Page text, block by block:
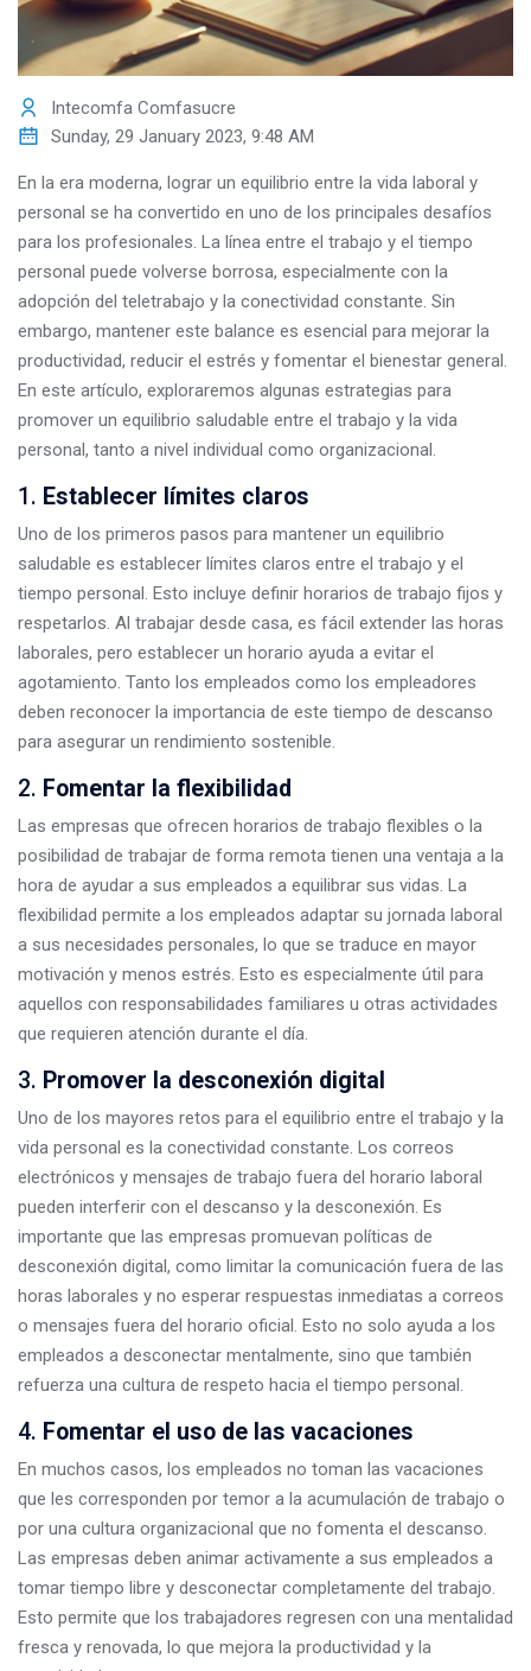
Intecomfa Comfasucre
Sunday, 29 January 2023, 9:48 AM
En la era moderna, lograr un equilibrio entre la vida laboral y
personal se ha convertido en uno de los principales desafíos
para los profesionales. La línea entre el trabajo y el tiempo
personal puede volverse borrosa, especialmente con la
adopción del teletrabajo y la conectividad constante. Sin
embargo, mantener este balance es esencial para mejorar la
productividad, reducir el estrés y fomentar el bienestar general.
En este artículo, exploraremos algunas estrategias para
promover un equilibrio saludable entre el trabajo y la vida
personal, tanto a nivel individual como organizacional.
1. Establecer límites claros
Uno de los primeros pasos para mantener un equilibrio
saludable es establecer límites claros entre el trabajo y el
tiempo personal. Esto incluye definir horarios de trabajo fijos y
respetarlos. Al trabajar desde casa, es fácil extender las horas
laborales, pero establecer un horario ayuda a evitar el
agotamiento. Tanto los empleados como los empleadores
deben reconocer la importancia de este tiempo de descanso
para asegurar un rendimiento sostenible.
2. Fomentar la flexibilidad
Las empresas que ofrecen horarios de trabajo flexibles o la
posibilidad de trabajar de forma remota tienen una ventaja a la
hora de ayudar a sus empleados a equilibrar sus vidas. La
flexibilidad permite a los empleados adaptar su jornada laboral
a sus necesidades personales, lo que se traduce en mayor
motivación y menos estrés. Esto es especialmente útil para
aquellos con responsabilidades familiares u otras actividades
que requieren atención durante el día.
3. Promover la desconexión digital
Uno de los mayores retos para el equilibrio entre el trabajo y la
vida personal es la conectividad constante. Los correos
electrónicos y mensajes de trabajo fuera del horario laboral
pueden interferir con el descanso y la desconexión. Es
importante que las empresas promuevan políticas de
desconexión digital, como limitar la comunicación fuera de las
horas laborales y no esperar respuestas inmediatas a correos
o mensajes fuera del horario oficial. Esto no solo ayuda a los
empleados a desconectar mentalmente, sino que también
refuerza una cultura de respeto hacia el tiempo personal.
4. Fomentar el uso de las vacaciones
En muchos casos, los empleados no toman las vacaciones
que les corresponden por temor a la acumulación de trabajo o
por una cultura organizacional que no fomenta el descanso.
Las empresas deben animar activamente a sus empleados a
tomar tiempo libre y desconectar completamente del trabajo.
Esto permite que los trabajadores regresen con una mentalidad
fresca y renovada, lo que mejora la productividad y la